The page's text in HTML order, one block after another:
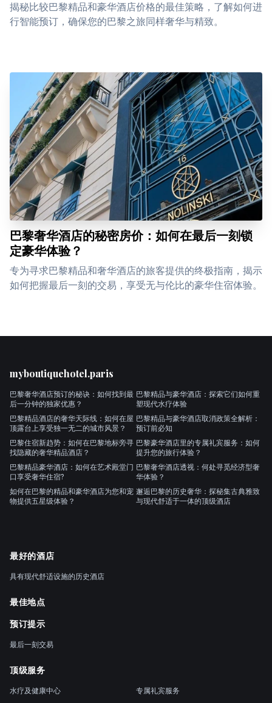
揭秘比较巴黎精品和豪华酒店价格的最佳策略，了解如何进
行智能预订，确保您的巴黎之旅同样奢华与精致。
巴黎奢华酒店的秘密房价：如何在最后一刻锁
定豪华体验？
专为寻求巴黎精品和奢华酒店的旅客提供的终极指南，揭示
如何把握最后一刻的交易，享受无与伦比的豪华住宿体验。
myboutiquehotel.paris
巴黎奢华酒店预订的秘诀：如何找到最
后一分钟的独家优惠？
巴黎精品与豪华酒店：探索它们如何重
塑现代水疗体验
巴黎精品酒店的奢华天际线：如何在屋
顶露台上享受独一无二的城市风景？
巴黎精品与豪华酒店取消政策全解析：
预订前必知
巴黎住宿新趋势：如何在巴黎地标旁寻
找隐藏的奢华精品酒店？
巴黎豪华酒店里的专属礼宾服务：如何
提升您的旅行体验？
巴黎精品豪华酒店：如何在艺术殿堂门
口享受奢华住宿?
巴黎奢华酒店透视：何处寻觅经济型奢
华体验？
如何在巴黎的精品和豪华酒店为您和宠
物提供五星级体验？
邂逅巴黎的历史奢华：探秘集古典雅致
与现代舒适于一体的顶级酒店
最好的酒店
具有现代舒适设施的历史酒店
最佳地点
预订提示
最后一刻交易
顶级服务
水疗及健康中心 专属礼宾服务